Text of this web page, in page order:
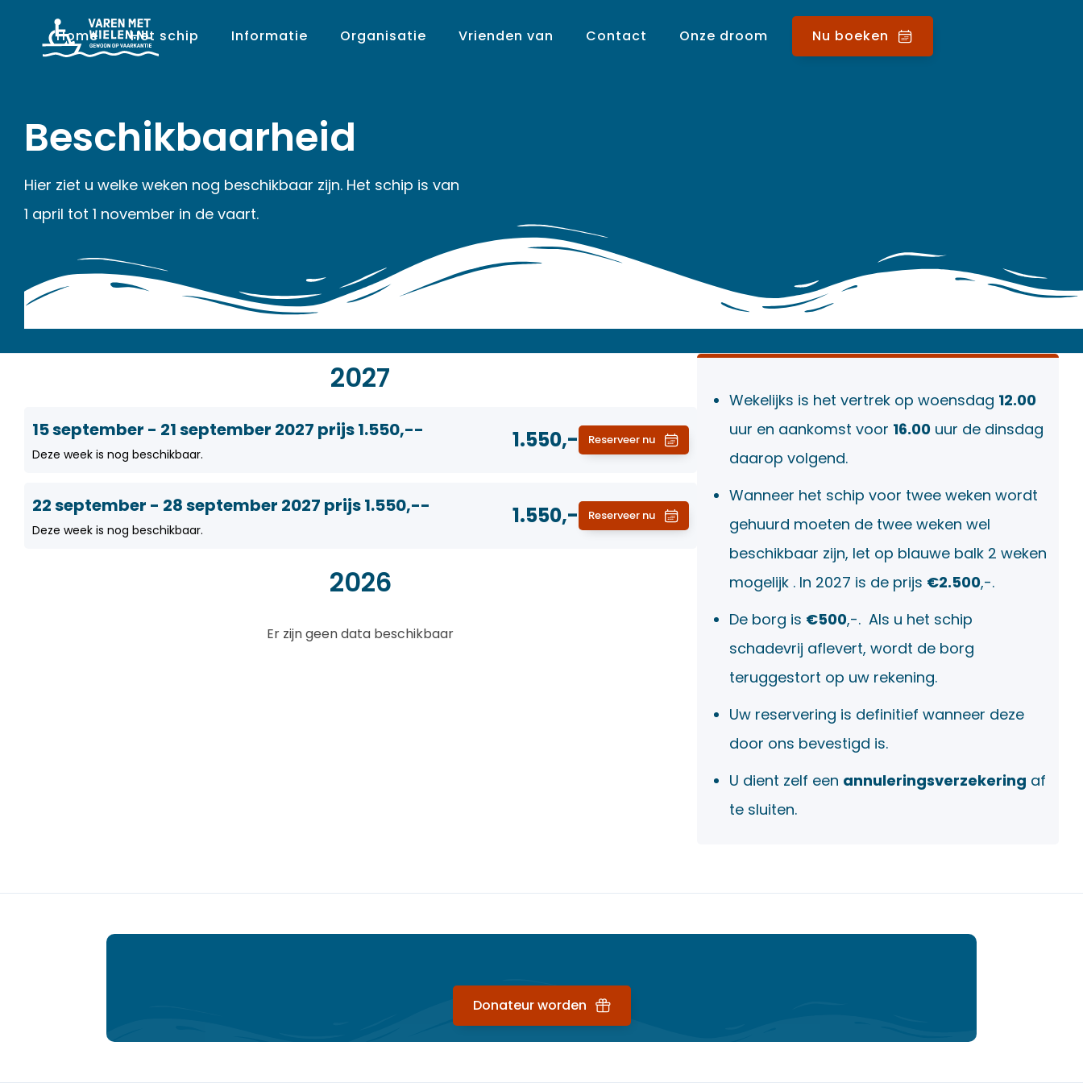
Home Het schip Informatie Organisatie Vrienden van Contact Onze droom Nu boeken
Beschikbaarheid
Hier ziet u welke weken nog beschikbaar zijn. Het schip is van
1 april tot 1 november in de vaart.
2027
15 september - 21 september 2027 prijs 1.550,--
Deze week is nog beschikbaar.
1.550,- Reserveer nu
22 september - 28 september 2027 prijs 1.550,--
Deze week is nog beschikbaar.
1.550,- Reserveer nu
2026
Er zijn geen data beschikbaar
Wekelijks is het vertrek op woensdag 12.00
uur en aankomst voor 16.00uur de dinsdag
daarop volgend.
Wanneer het schip voor twee weken wordt
gehuurd moeten de twee weken wel
beschikbaar zijn, let op blauwe balk 2 weken
mogelijk . In 2027 is de prijs €2.500,-.
De borg is €500,-. Als u het schip
schadevrij aflevert, wordt de borg
teruggestort op uw rekening.
Uw reservering is definitief wanneer deze
door ons bevestigd is.
U dient zelf een annuleringsverzekering af
te sluiten.
Donateur worden